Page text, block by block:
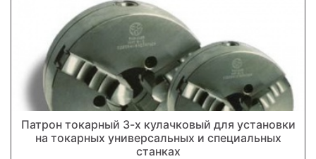
Патрон токарный 3-х кулачковый для установки
на токарных универсальных и специальных
станках